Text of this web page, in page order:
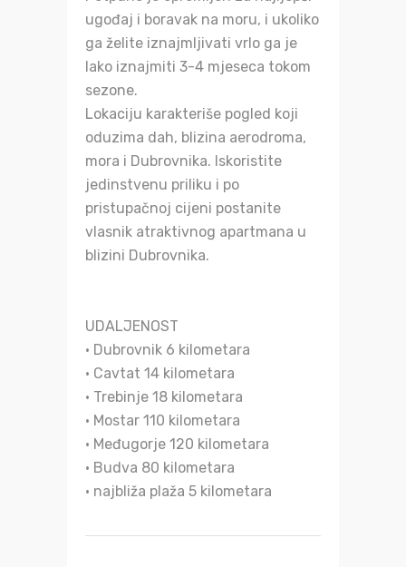
ugođaj i boravak na moru, i ukoliko
ga želite iznajmljivati vrlo ga je
lako iznajmiti 3-4 mjeseca tokom
sezone.
Lokaciju karakteriše pogled koji
oduzima dah, blizina aerodroma,
mora i Dubrovnika. Iskoristite
jedinstvenu priliku i po
pristupačnoj cijeni postanite
vlasnik atraktivnog apartmana u
blizini Dubrovnika.
UDALJENOST
• Dubrovnik 6 kilometara
• Cavtat 14 kilometara
• Trebinje 18 kilometara
• Mostar 110 kilometara
• Međugorje 120 kilometara
• Budva 80 kilometara
• najbliža plaža 5 kilometara